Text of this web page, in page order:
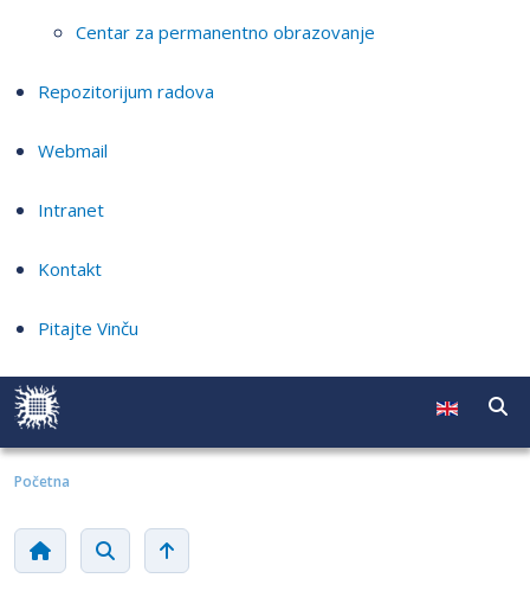
Centar za permanentno obrazovanje
Repozitorijum radova
Webmail
Intranet
Kontakt
Pitajte Vinču
Početna